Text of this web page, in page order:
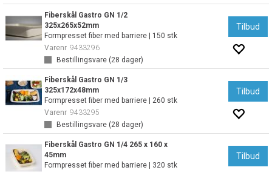
Fiberskål Gastro GN 1/2
325x265x52mm
Formpresset fiber med barriere | 150 stk
Varenr 9433296
Bestillingsvare (28 dager)
Tilbud
Fiberskål Gastro GN 1/3
325x172x48mm
Formpresset fiber med barriere | 260 stk
Varenr 9433295
Bestillingsvare (28 dager)
Tilbud
Fiberskål Gastro GN 1/4 265 x 160 x
45mm
Formpresset fiber med barriere | 320 stk
Tilbud